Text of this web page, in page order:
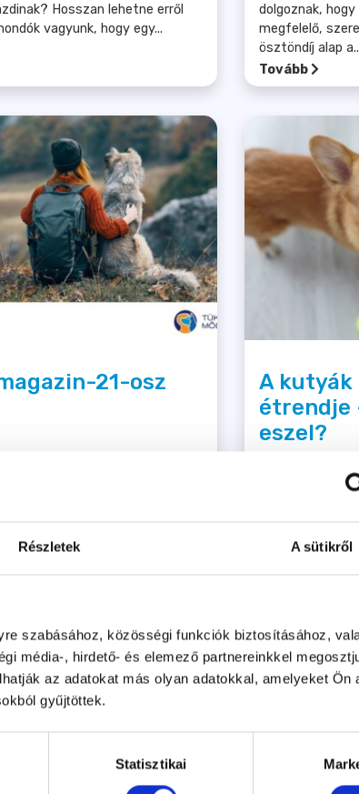
Részletek A sütikről
szabásához, közösségi funkciók biztosításához,
média-, hirdető- és elemező partnereinkkel
az adatokat más olyan adatokkal, amelyeket Ön
gyűjtöttek.
Statisztikai
Hosszan lehetne erről
vagyunk, hogy egy...
dolgoznak,
megfelelő,
ösztöndíj alap
Tovább
21-osz
A kutyák
étrendje
eszel?
Kis
vezetőit
Tovább